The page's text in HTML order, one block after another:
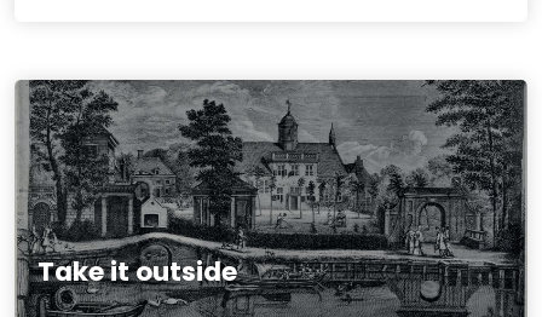
Take it outside